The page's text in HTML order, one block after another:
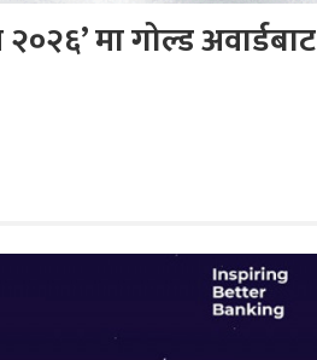
मा गोल्ड अवार्डबाट